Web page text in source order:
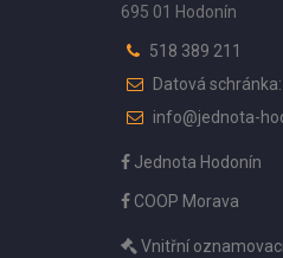
695 01 Hodonín
518 389 211
Datová
info@jednota-
Jednota Hodonín
COOP Morava
Vnitřní